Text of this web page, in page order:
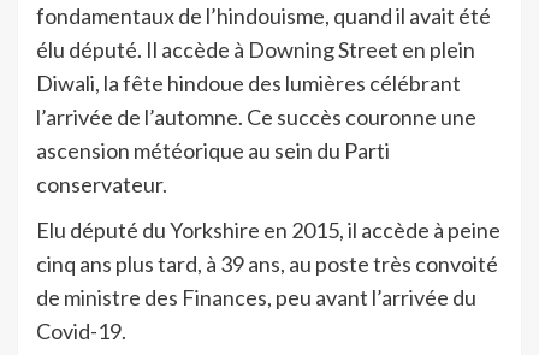
fondamentaux de l’hindouisme, quand il avait été
élu député. Il accède à Downing Street en plein
Diwali, la fête hindoue des lumières célébrant
l’arrivée de l’automne. Ce succès couronne une
ascension météorique au sein du Parti
conservateur.
Elu député du Yorkshire en 2015, il accède à peine
cinq ans plus tard, à 39 ans, au poste très convoité
de ministre des Finances, peu avant l’arrivée du
Covid-19.